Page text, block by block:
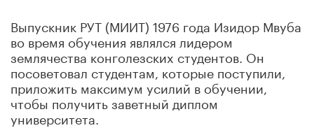
Выпускник РУТ (МИИТ) 1976 года Изидор Мвуба
во время обучения являлся лидером
землячества конголезских студентов. Он
посоветовал студентам, которые поступили,
приложить максимум усилий в обучении,
чтобы получить заветный диплом
университета.